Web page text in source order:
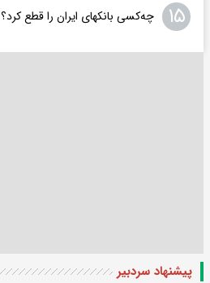
۱۵ چه‌کسی بانکهای ایران را قطع کرد؟
پیشنهاد سردبیر